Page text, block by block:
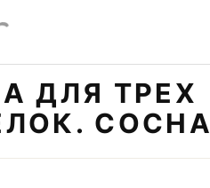
ДЛЯ ТРЕХ
СОСНА